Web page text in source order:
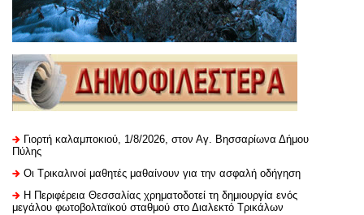
Γιορτή καλαμποκιού, 1/8/2026, στον Αγ. Βησσαρίωνα Δήμου
Πύλης
Οι Τρικαλινοί μαθητές μαθαίνουν για την ασφαλή οδήγηση
H Περιφέρεια Θεσσαλίας χρηματοδοτεί τη δημιουργία ενός
μεγάλου φωτοβολταϊκού σταθμού στο Διαλεκτό Τρικάλων